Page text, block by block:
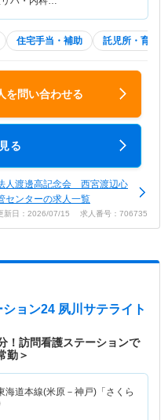
住宅手当・補助 託児所・育児
を問い合わせる
る
人渡邊高記念会 西宮渡辺心
センターの求人一覧
新日：2026/07/15 求人番号：706735
ョン24 夙川サテライト
！訪問看護ステーションで
勤＞
海道本線(米原－神戸)「さくら